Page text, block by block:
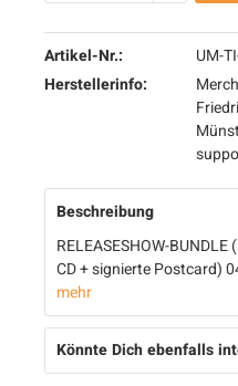
Artikel-Nr.:
UM-
Herstellerinfo:
Beschreibung
RELEASESHOW-BUNDLE
CD + signierte Postcard)
mehr
Könnte Dich ebenfalls